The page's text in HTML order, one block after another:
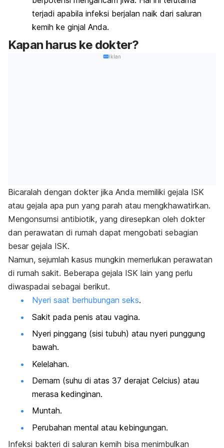
terjadi apabila infeksi berjalan naik dari saluran
kemih ke ginjal Anda.
Kapan harus ke dokter?
Iklan
Bicaralah dengan dokter jika Anda memiliki gejala ISK
atau gejala apa pun yang parah atau mengkhawatirkan.
Mengonsumsi antibiotik, yang diresepkan oleh dokter
dan perawatan di rumah dapat mengobati sebagian
besar gejala ISK.
Namun, sejumlah kasus mungkin memerlukan perawatan
di rumah sakit. Beberapa gejala ISK lain yang perlu
diwaspadai sebagai berikut.
Nyeri saat berhubungan seks.
Sakit pada penis atau vagina.
Nyeri pinggang (sisi tubuh) atau nyeri punggung
bawah.
Kelelahan.
Demam (suhu di atas 37 derajat Celcius) atau
merasa kedinginan.
Muntah.
Perubahan mental atau kebingungan.
Infeksi bakteri di saluran kemih bisa menimbulkan